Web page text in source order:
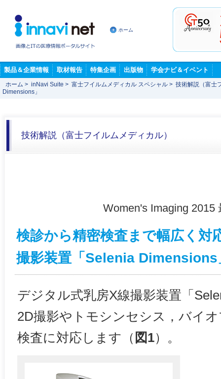
ホーム
製品＆企業情報 取材報告 特集企画 出版物 学会ナビ＆イベント
ホーム > inNavi Suite > 富士フイルムメディカル スペシャル > 技術解説（富士
Dimensions」
技術解説（富士フイルムメディカル）
Women's Imaging 2015
検診から精密検査まで幅広く対
撮影装置「Selenia Dimensions
デジタル式乳房X線撮影装置「
2D撮影やトモシンセシス，バイ
検査に対応します（ 図1）。